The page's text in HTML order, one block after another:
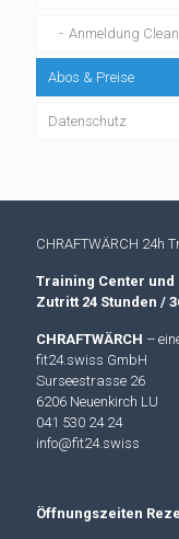
Anmeldung
Abos & Preise
Datenschutz
CHRAFTWÄRCH 24h
Training Center
Zutritt 24 Stunden /
CHRAFTWÄRCH –
fit24.swiss GmbH
Surseestrasse 26
6206 Neuenkirch LU
041 530 24 24
info@fit24.swiss
Öffnungszeiten